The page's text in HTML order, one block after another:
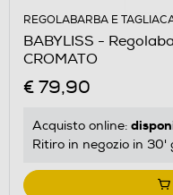
REGOLABARBA E
BABYLISS -
CROMATO
€ 79,90
Acquisto online:
Ritiro in negozio in 30'